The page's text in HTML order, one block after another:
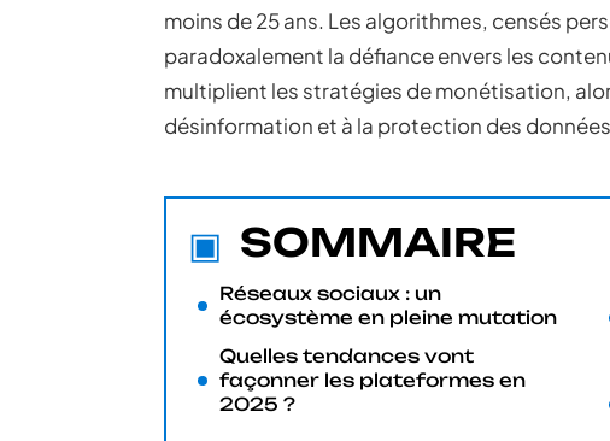
moins de 25 ans. Les algorithmes, censés
paradoxalement la défiance envers les
multiplient les stratégies de monétisation,
désinformation et à la protection des
SOMMAIRE
Réseaux sociaux : un
écosystème en pleine mutation
Quelles tendances vont
façonner les plateformes en
2025 ?